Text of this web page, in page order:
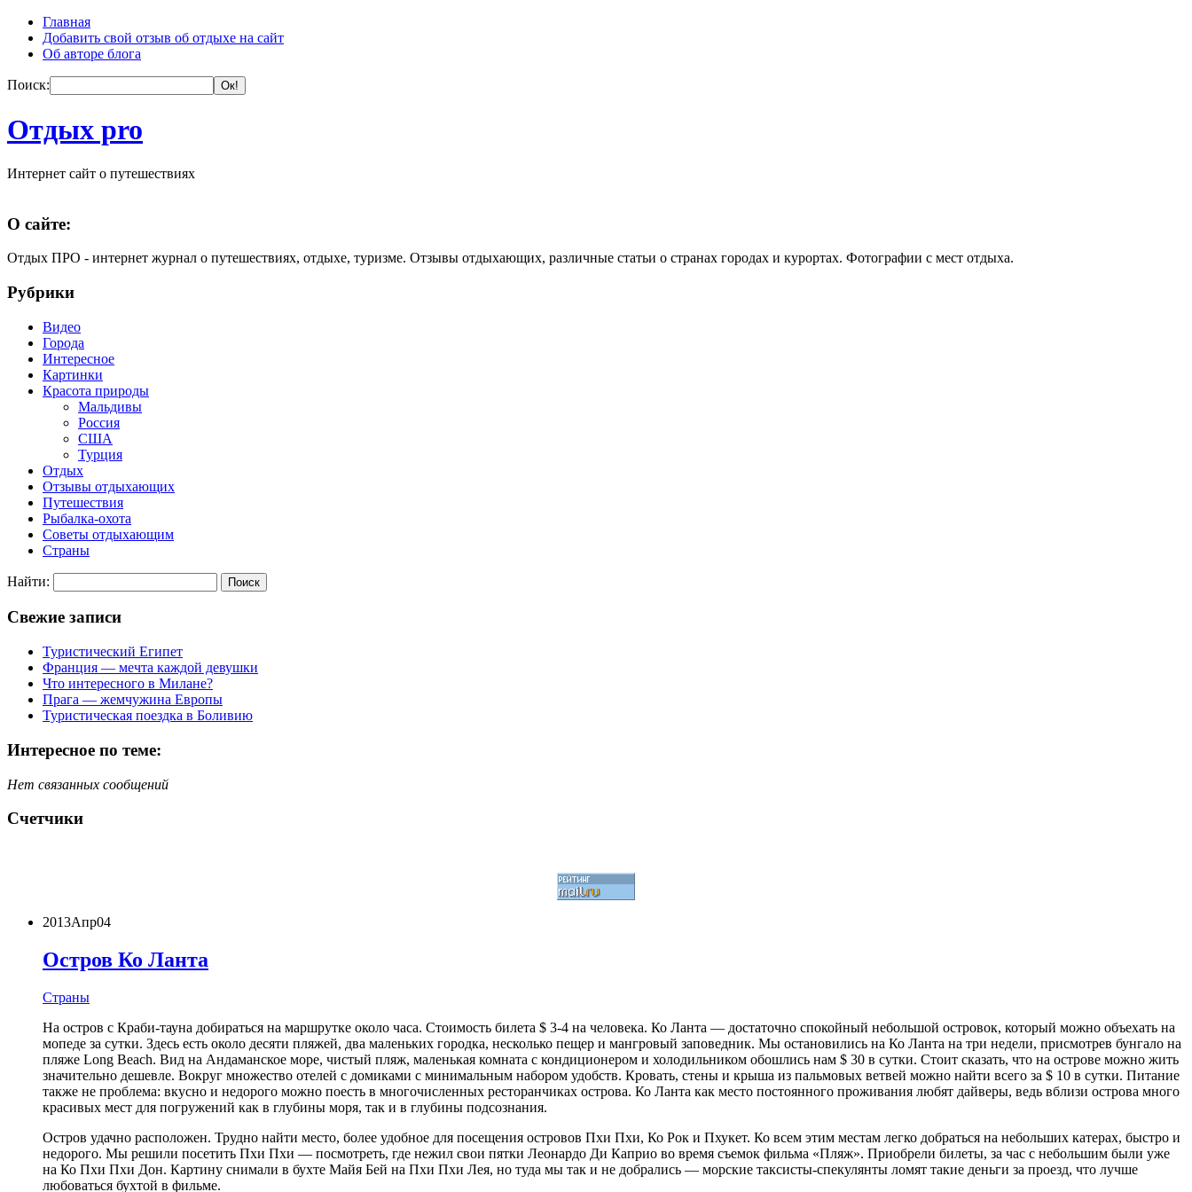
Главная
Добавить свой отзыв об отдыхе на сайт
Об авторе блога
Поиск:
Отдых pro
Интернет сайт о путешествиях
О сайте:
Отдых ПРО - интернет журнал о путешествиях, отдыхе, туризме. Отзывы отдыхающих, различные статьи о странах городах и курортах. Фотографии с мест отдыха.
Рубрики
Видео
Города
Интересное
Картинки
Красота природы
Мальдивы
Россия
США
Турция
Отдых
Отзывы отдыхающих
Путешествия
Рыбалка-охота
Советы отдыхающим
Страны
Найти:
Свежие записи
Туристический Египет
Франция — мечта каждой девушки
Что интересного в Милане?
Прага — жемчужина Европы
Туристическая поездка в Боливию
Интересное по теме:
Нет связанных сообщений
Счетчики
2013Апр04
Остров Ко Ланта
Страны
На остров с Краби-тауна добираться на маршрутке около часа. Стоимость билета $ 3-4 на человека. Ко Ланта — достаточно спокойный небольшой островок, который можно объехать на
мопеде за сутки. Здесь есть около десяти пляжей, два маленьких городка, несколько пещер и мангровый заповедник. Мы остановились на Ко Ланта на три недели, присмотрев бунгало на
пляже Long Beach. Вид на Андаманское море, чистый пляж, маленькая комната с кондиционером и холодильником обошлись нам $ 30 в сутки. Стоит сказать, что на острове можно жить
значительно дешевле. Вокруг множество отелей с домиками с минимальным набором удобств. Кровать, стены и крыша из пальмовых ветвей можно найти всего за $ 10 в сутки. Питание
также не проблема: вкусно и недорого можно поесть в многочисленных ресторанчиках острова. Ко Ланта как место постоянного проживания любят дайверы, ведь вблизи острова много
красивых мест для погружений как в глубины моря, так и в глубины подсознания.
Остров удачно расположен. Трудно найти место, более удобное для посещения островов Пхи Пхи, Ко Рок и Пхукет. Ко всем этим местам легко добраться на небольших катерах, быстро и
недорого. Мы решили посетить Пхи Пхи — посмотреть, где нежил свои пятки Леонардо Ди Каприо во время съемок фильма «Пляж». Приобрели билеты, за час с небольшим были уже
на Ко Пхи Пхи Дон. Картину снимали в бухте Mайя Бей на Пхи Пхи Лея, но туда мы так и не добрались — морские таксисты-спекулянты ломят такие деньги за проезд, что лучше
любоваться бухтой в фильме.